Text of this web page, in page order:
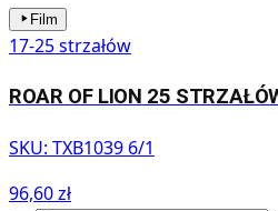
Film
17-25 strzałów
ROAR OF LION 25
SKU: TXB1039 6/1
96,60 zł